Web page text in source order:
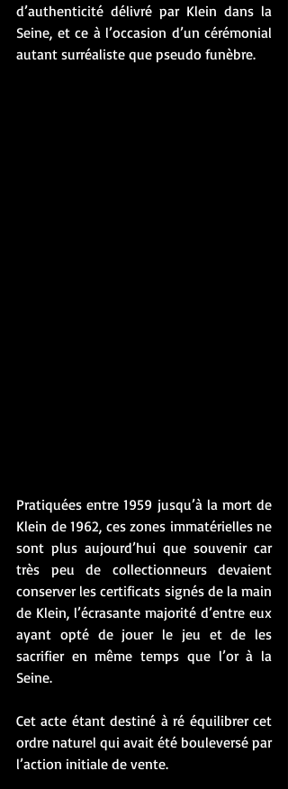
d’authenticité délivré par Klein dans la
Seine, et ce à l’occasion d’un cérémonial
autant surréaliste que pseudo funèbre.
Pratiquées entre 1959 jusqu’à la mort de
Klein de 1962, ces zones immatérielles ne
sont plus aujourd’hui que souvenir car
très peu de collectionneurs devaient
conserver les certificats signés de la main
de Klein, l’écrasante majorité d’entre eux
ayant opté de jouer le jeu et de les
sacrifier en même temps que l’or à la
Seine.
Cet acte étant destiné à ré équilibrer cet
ordre naturel qui avait été bouleversé par
l’action initiale de vente.